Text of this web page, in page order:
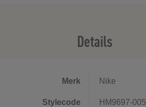
Details
Merk Nike
Stylecode HM9697-005